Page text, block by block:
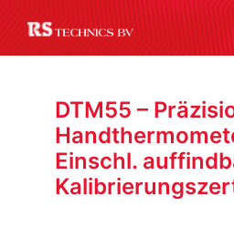
DTM55 –
Einschl.